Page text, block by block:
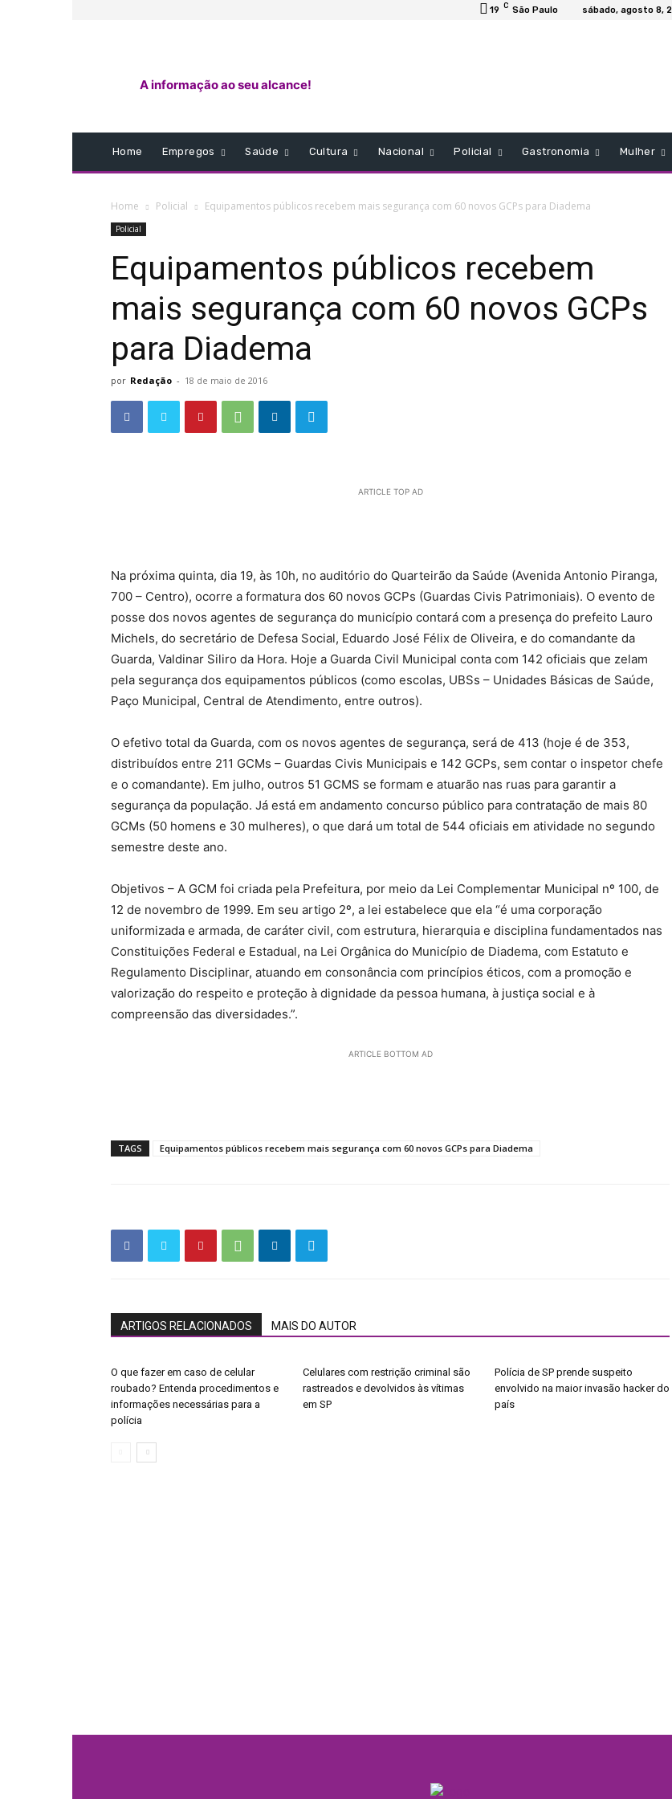
19 C São Paulo sábado, agosto 8,
A informação ao seu alcance!
Home Empregos Saúde Cultura Nacional Policial Gastronomia Mulher
Home Policial Equipamentos públicos recebem mais segurança com 60 novos GCPs para Diadema
Policial
Equipamentos públicos recebem
mais segurança com 60 novos GCPs
para Diadema
por Redação - 18 de maio de 2016
ARTICLE TOP AD
Na próxima quinta, dia 19, às 10h, no auditório do Quarteirão da Saúde (Avenida Antonio Piranga,
700 – Centro), ocorre a formatura dos 60 novos GCPs (Guardas Civis Patrimoniais). O evento de
posse dos novos agentes de segurança do município contará com a presença do prefeito Lauro
Michels, do secretário de Defesa Social, Eduardo José Félix de Oliveira, e do comandante da
Guarda, Valdinar Siliro da Hora. Hoje a Guarda Civil Municipal conta com 142 oficiais que zelam
pela segurança dos equipamentos públicos (como escolas, UBSs – Unidades Básicas de Saúde,
Paço Municipal, Central de Atendimento, entre outros).
O efetivo total da Guarda, com os novos agentes de segurança, será de 413 (hoje é de 353,
distribuídos entre 211 GCMs – Guardas Civis Municipais e 142 GCPs, sem contar o inspetor chefe
e o comandante). Em julho, outros 51 GCMS se formam e atuarão nas ruas para garantir a
segurança da população. Já está em andamento concurso público para contratação de mais 80
GCMs (50 homens e 30 mulheres), o que dará um total de 544 oficiais em atividade no segundo
semestre deste ano.
Objetivos – A GCM foi criada pela Prefeitura, por meio da Lei Complementar Municipal nº 100, de
12 de novembro de 1999. Em seu artigo 2º, a lei estabelece que ela “é uma corporação
uniformizada e armada, de caráter civil, com estrutura, hierarquia e disciplina fundamentados nas
Constituições Federal e Estadual, na Lei Orgânica do Município de Diadema, com Estatuto e
Regulamento Disciplinar, atuando em consonância com princípios éticos, com a promoção e
valorização do respeito e proteção à dignidade da pessoa humana, à justiça social e à
compreensão das diversidades.”.
ARTICLE BOTTOM AD
TAGS Equipamentos públicos recebem mais segurança com 60 novos GCPs para Diadema
ARTIGOS RELACIONADOS MAIS DO AUTOR
O que fazer em caso de celular
roubado? Entenda procedimentos e
informações necessárias para a
polícia
Celulares com restrição criminal são
rastreados e devolvidos às vítimas
em SP
Polícia de SP prende suspeito
envolvido na maior invasão hacker do
país